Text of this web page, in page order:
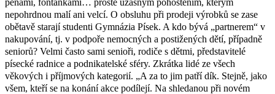
nepohrdnou malí ani velcí. O obsluhu při prodeji výrobků se zase
obětavě starají studenti Gymnázia Písek. A kdo bývá „partnerem“ v
nakupování, tj. v podpoře nemocných a postižených dětí, případně
seniorů? Velmi často sami senioři, rodiče s dětmi, představitelé
písecké radnice a podnikatelské sféry. Zkrátka lidé ze všech
věkových i příjmových kategorií. „A za to jim patří dík. Stejně, jako
všem, kteří se na konání akce podílejí. Na shledanou při novém